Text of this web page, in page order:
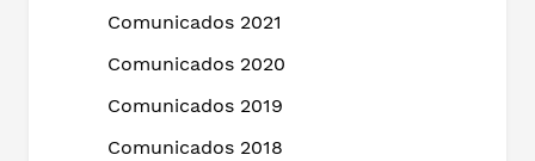
Comunicados 2021
Comunicados 2020
Comunicados 2019
Comunicados 2018